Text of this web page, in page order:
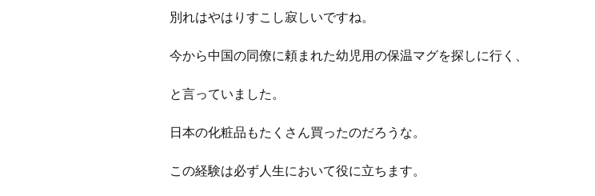
別れはやはりすこし寂しいですね。
今から中国の同僚に頼まれた幼児用の保温マグを探しに行く、
と言っていました。
日本の化粧品もたくさん買ったのだろうな。
この経験は必ず人生において役に立ちます。